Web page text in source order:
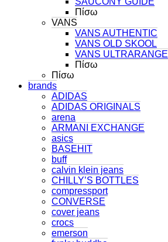
Πίσω
VANS
VANS AUTHENTIC
VANS OLD SKOOL
VANS ULTRARANGE
Πίσω
Πίσω
brands
ADIDAS
ADIDAS ORIGINALS
arena
ARMANI EXCHANGE
asics
BASEHIT
buff
calvin klein jeans
CHILLY’S BOTTLES
compressport
CONVERSE
cover jeans
crocs
emerson